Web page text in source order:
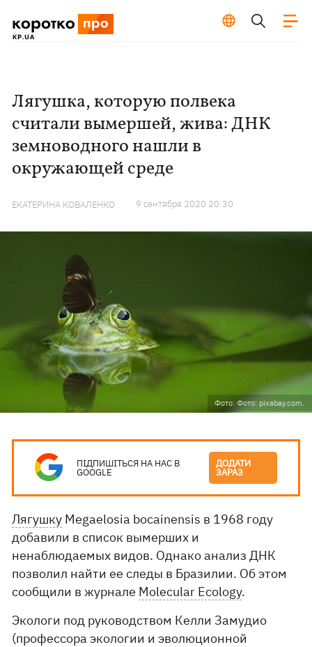
Лягушка, которую полвека
считали вымершей, жива: ДНК
земноводного нашли в
окружающей среде
ЕКАТЕРИНА КОВАЛЕНКО 9 сентября 2020 20:30
Фото: Фото: pixabay.com.
ПІДПИШІТЬСЯ НА НАС В
GOOGLE
ДОДАТИ
ЗАРАЗ
Лягушку Megaelosia bocainensis в 1968 году
добавили в список вымерших и
ненаблюдаемых видов. Однако анализ ДНК
позволил найти ее следы в Бразилии. Об этом
сообщили в журнале Molecular Ecology.
Экологи под руководством Келли Замудио
(профессора экологии и эволюционной